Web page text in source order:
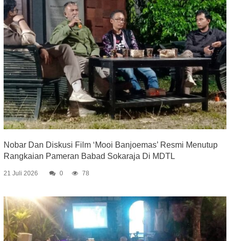
Nobar Dan Diskusi Film ‘Mooi Banjoemas’ Resmi Menutup
Rangkaian Pameran Babad Sokaraja Di MDTL
21 Juli 2026 0 78